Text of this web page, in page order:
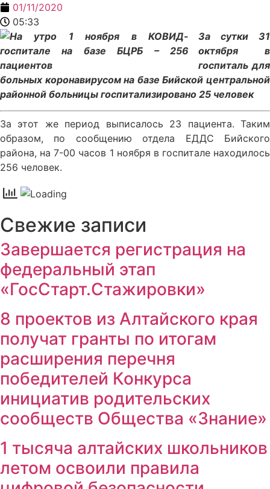
01/11/2020
05:33
За сутки 31
октября в
госпиталь для
больных коронавирусом на базе Бийской центральной
районной больницы госпитализировано 25 человек
За этот же период выписалось 23 пациента. Таким
образом, по сообщению отдела ЕДДС Бийского
района, на 7-00 часов 1 ноября в госпитале находилось
256 человек.
Свежие записи
Завершается регистрация на
федеральный этап
«ГосСтарт.Стажировки»
8 проектов из Алтайского края
получат гранты по итогам
расширения перечня
победителей Конкурса
инициатив родительских
сообществ Общества «Знание»
1 тысяча алтайских школьников
летом освоили правила